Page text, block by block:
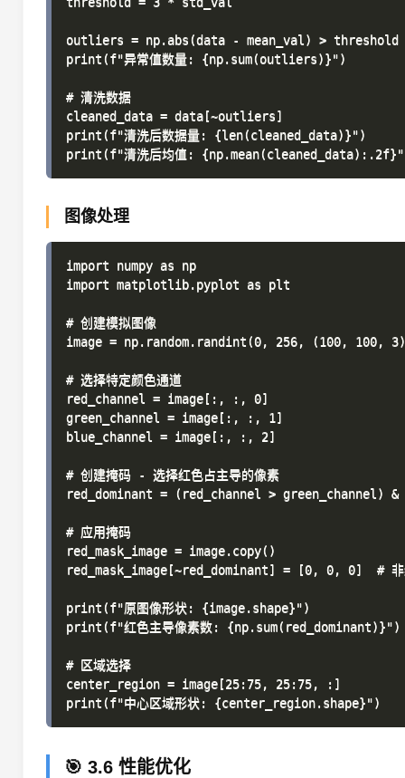
outliers = np.abs(data - mean_val) > threshold
print(f"异常值数量: {np.sum(outliers)}")
# 清洗数据
cleaned_data = data[~outliers]
print(f"清洗后数据量: {len(cleaned_data)}")
图像处理
import numpy as np
import matplotlib.pyplot as plt
# 创建模拟图像
image = np.random.randint(0, 256, (100, 100,
# 选择特定颜色通道
red_channel = image[:, :, 0]
green_channel = image[:, :, 1]
blue_channel = image[:, :, 2]
# 创建掩码 - 选择红色占主导的像素
red_dominant = (red_channel > green_channel)
# 应用掩码
red_mask_image = image.copy()
red_mask_image[~red_dominant] = [0, 0, 0]  # 非
print(f"原图像形状: {image.shape}")
print(f"红色主导像素数: {np.sum(red_dominant)}")
# 区域选择
center_region = image[25:75, 25:75, :]
🎯 3.6 性能优化